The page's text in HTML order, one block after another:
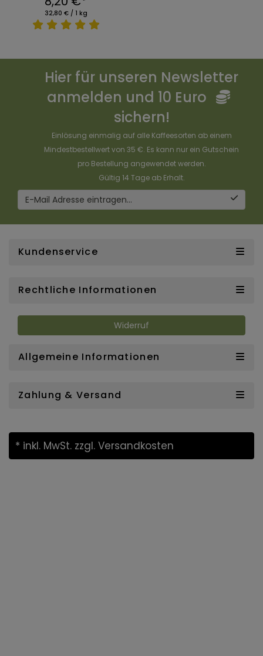
32,80 € / 1 kg
Hier für unseren Newsletter
anmelden und 10 Euro
sichern!
Einlösung einmalig auf alle Kaffeesorten ab einem
Mindestbestellwert von 35 €. Es kann nur ein Gutschein
pro Bestellung angewendet werden.
Gültig 14 Tage ab Erhalt.
E-Mail Adresse eintragen...
Kundenservice
Rechtliche Informationen
Widerruf
Allgemeine Informationen
Zahlung & Versand
* inkl. MwSt. zzgl. Versandkosten